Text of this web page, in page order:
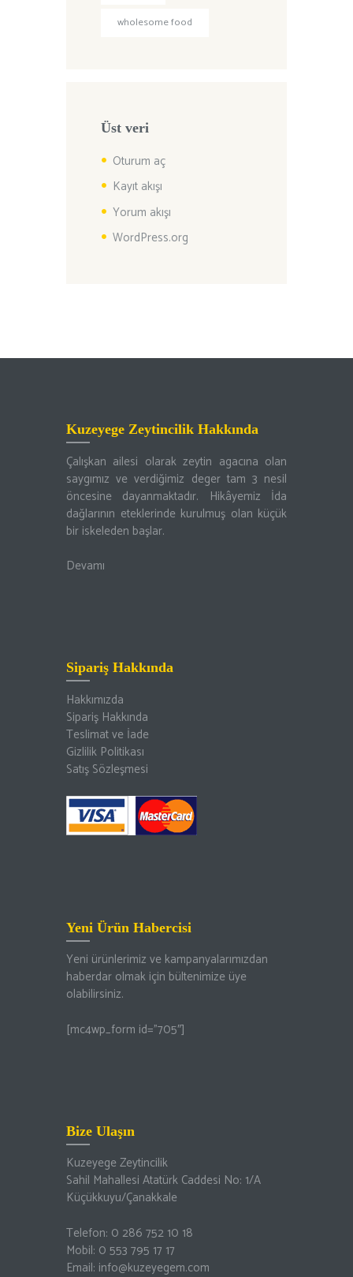
wholesome food
Üst veri
Oturum aç
Kayıt akışı
Yorum akışı
WordPress.org
Kuzeyege Zeytincilik Hakkında
Çalışkan ailesi olarak zeytin agacına olan
saygımız ve verdiğimiz deger tam 3 nesil
öncesine dayanmaktadır. Hikâyemiz İda
dağlarının eteklerinde kurulmuş olan küçük
bir iskeleden başlar.
Devamı
Sipariş Hakkında
Hakkımızda
Sipariş Hakkında
Teslimat ve İade
Gizlilik Politikası
Satış Sözleşmesi
Yeni Ürün Habercisi
Yeni ürünlerimiz ve kampanyalarımızdan
haberdar olmak için bültenimize üye
olabilirsiniz.
[mc4wp_form id=”705″]
Bize Ulaşın
Kuzeyege Zeytincilik
Sahil Mahallesi Atatürk Caddesi No: 1/A
Küçükkuyu/Çanakkale
Telefon: 0 286 752 10 18
Mobil: 0 553 795 17 17
Email: info@kuzeyegem.com